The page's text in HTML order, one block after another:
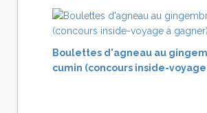
Boulettes d'agneau au
cumin (concours inside-